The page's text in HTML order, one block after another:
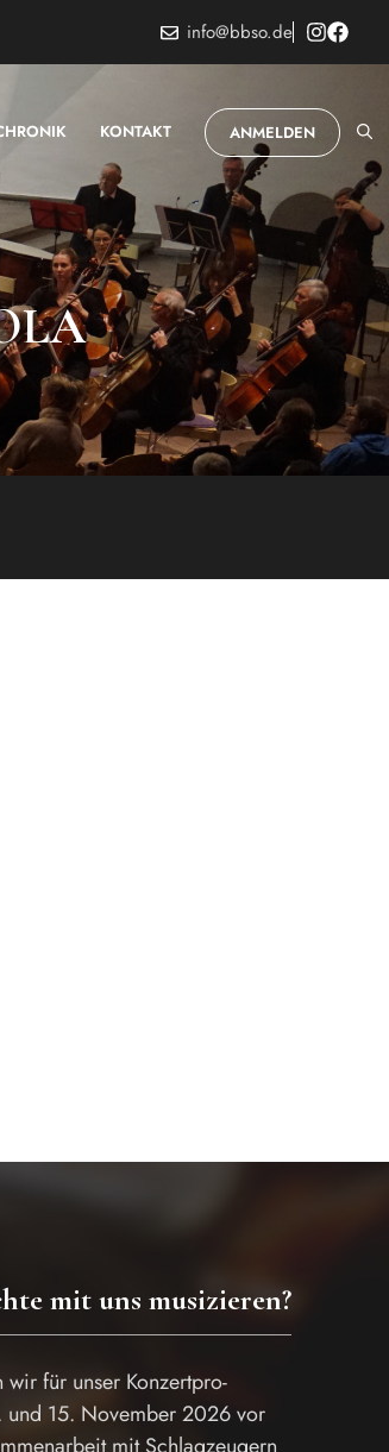
info@bbso.de
KONTAKT ANMELDEN
mit uns musizieren?
wir für unser Konzertpro-
und 15. November 2026 vor